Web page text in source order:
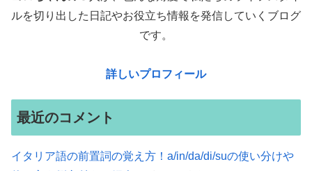
ルを切り出した日記やお役立ち情報を発信していくブログ
です。
詳しいプロフィール
最近のコメント
イタリア語の前置詞の覚え方！a/in/da/di/suの使い分けや